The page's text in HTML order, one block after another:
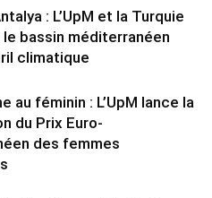
: L’UpM et la Turquie
bassin méditerranéen
climatique
au féminin : L’UpM lance la
du Prix Euro-
des femmes